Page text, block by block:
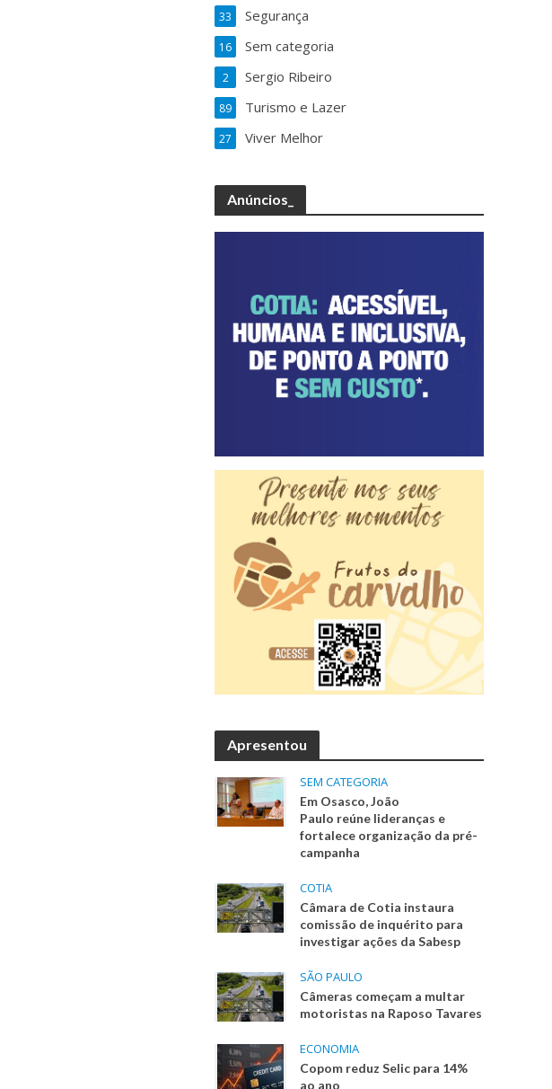
Segurança
33
Sem categoria
16
Sergio Ribeiro
2
Turismo e Lazer
89
Viver Melhor
27
Anúncios_
Apresentou
SEM CATEGORIA
Em Osasco, João
Paulo reúne lideranças e
fortalece organização da pré-
campanha
COTIA
Câmara de Cotia instaura
comissão de inquérito para
investigar ações da Sabesp
SÃO PAULO
Câmeras começam a multar
motoristas na Raposo Tavares
ECONOMIA
Copom reduz Selic para 14%
ao ano